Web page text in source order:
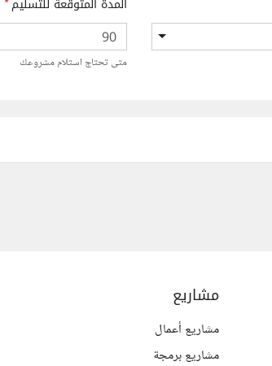
المدة المتوقعة للتسليم*
متى تحتاج استلام مشروعك
مشاريع
مشاريع أعمال
مشاريع برمجة